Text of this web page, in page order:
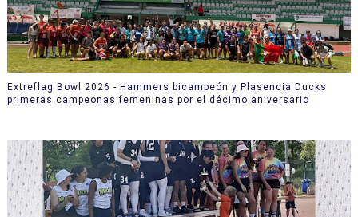
Extreflag Bowl 2026 - Hammers bicampeón y Plasencia Ducks
primeras campeonas femeninas por el décimo aniversario